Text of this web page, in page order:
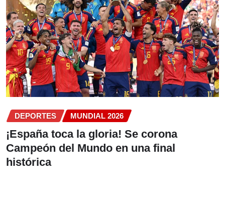
DEPORTES MUNDIAL 2026
¡España toca la gloria! Se corona
Campeón del Mundo en una final
histórica